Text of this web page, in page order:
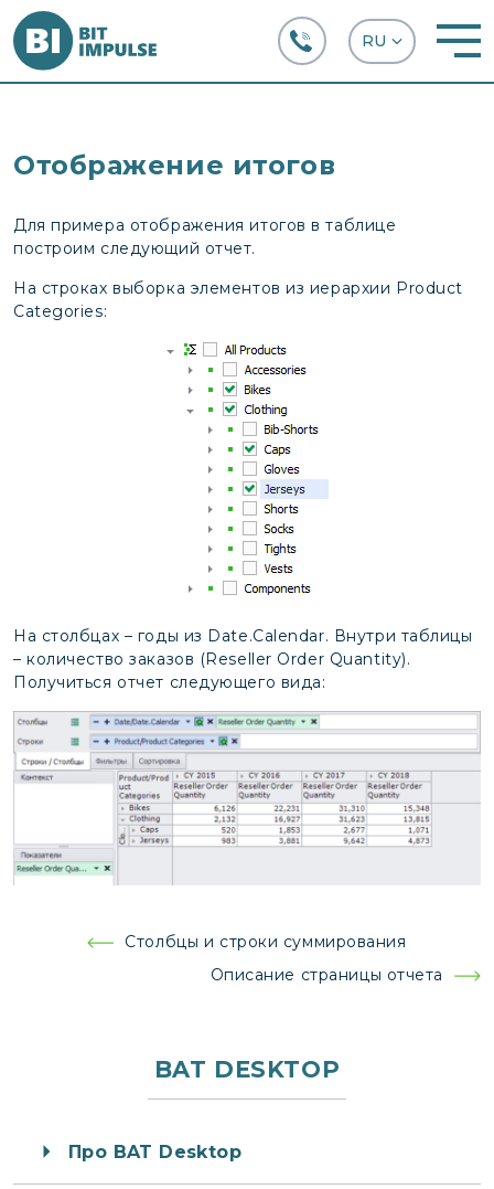
Отображение итогов
Для примера отображения итогов в таблице
построим следующий отчет.
На строках выборка элементов из иерархии Product
Categories:
На столбцах – годы из Date.Calendar. Внутри таблицы
– количество заказов (Reseller Order Quantity).
Получиться отчет следующего вида:
НавигацияСтолбцы и строки суммирования
Описание страницы отчета
BAT DESKTOP
Про BAT Desktop